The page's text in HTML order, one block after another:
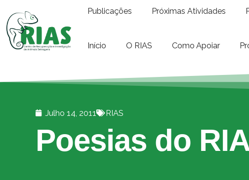
Publicações Próximas Atividades
Início O RIAS Como Apoiar
Julho 14, 2011 RIAS
Poesias do